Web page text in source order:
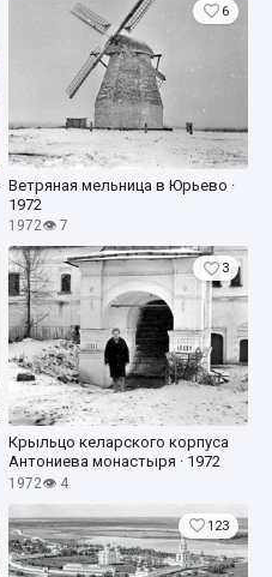
Ветряная мельница в Юрьево ·
1972
1972👁 7
6
Крыльцо келарского корпуса
Антониева монастыря · 1972
1972👁 4
3
123